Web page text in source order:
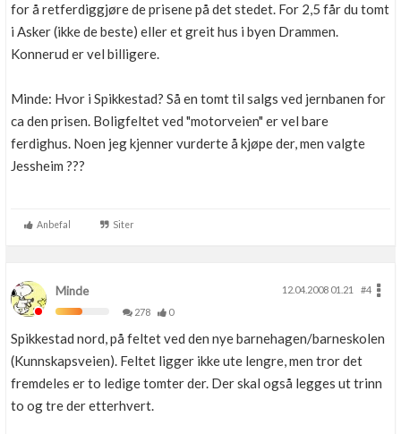
for å retferdiggjøre de prisene på det stedet. For 2,5 får du tomt
i Asker (ikke de beste) eller et greit hus i byen Drammen.
Konnerud er vel billigere.
Minde: Hvor i Spikkestad? Så en tomt til salgs ved jernbanen for
ca den prisen. Boligfeltet ved "motorveien" er vel bare
ferdighus. Noen jeg kjenner vurderte å kjøpe der, men valgte
Jessheim ???
Anbefal Siter
Minde 12.04.2008 01.21
#4
278
0
Spikkestad nord, på feltet ved den nye barnehagen/barneskolen
(Kunnskapsveien). Feltet ligger ikke ute lengre, men tror det
fremdeles er to ledige tomter der. Der skal også legges ut trinn
to og tre der etterhvert.